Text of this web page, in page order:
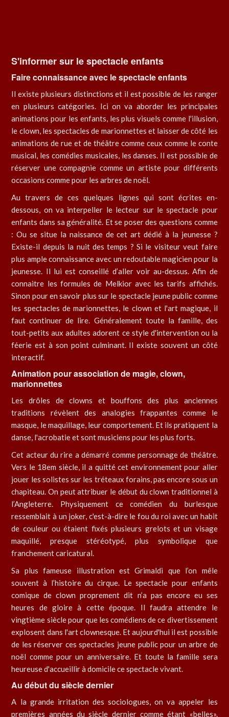
S'informer sur le spectacle enfants
Faire connaissance avec le spectacle enfants
Il existe plusieurs distinctions et il est possible de les ranger
en plusieurs catégories. Ici on va aborder les principales
animations pour les enfants, les plus visuels comme l'illusion,
le clown, les spectacles de marionnettes et laisser de côté les
animations de rue et de théâtre comme ceux comme le conte
musical, les comédies musicales, les danses. Il est possible de
réserver une compagnie comme un artiste pour différents
occasions comme pour les arbres de noël.
Au travers de ces quelques lignes qui sont écrites en-
dessous, on va interpeller le lecteur sur le spectacle pour
enfants dans sa généralité. Et se poser des questions comme
: Ou se situe la naissance de cet art dédié à la jeunesse ?
Existe-il depuis la nuit des temps ? Si le visiteur veut faire
plus ample connaissance avec un redoutable magicien pour la
jeunesse. Il lui est conseillé d’aller voir au-dessus. Afin de
connaitre les formules de Melkior avec les tarifs affichés.
Sinon pour en savoir plus sur le spectacle jeune public comme
les spectacles de marionnettes, le clown et l'art magique, il
faut continuer de lire. Généralement toute la famille, des
tout-petits aux adultes adorent ce style d'intervention ou la
féerie est à son point culminant. Il existe souvent un côté
interactif.
Animation pour association de magie, clown,
marionnettes
Les drôles de clowns et bouffons des plus anciennes
traditions révèlent des analogies frappantes comme le
masque, le maquillage, leur comportement. Et ils pratiquent la
danse, l'acrobatie et sont musiciens pour les plus forts.
Cet acteur du rire a démarré comme personnage de théâtre.
Vers le 18em siècle, il a quitté cet environnement pour aller
jouer les solistes sur les tréteaux forains, pas encore sous un
chapiteau. On peut attribuer le début du clown traditionnel à
l’Angleterre. Physiquement ce comédien du burlesque
ressemblait à un joker, c'est-à-dire le fou du roi avec un habit
de couleur ou étaient fixés plusieurs grelots et un visage
maquillé, presque stéréotypé, plus symbolique que
franchement caricatural.
Sa plus fameuse illustration est Grimaldi que l’on mêle
souvent à l’histoire du cirque. Le spectacle pour enfants
comique de clown proprement dit n’a pas encore eu ses
heures de gloire à cette époque. Il faudra attendre le
vingtième siècle pour que les comédiens de ce divertissement
explosent dans l'art clownesque. Et aujourd'hui il est possible
de les réserver ces spectacles jeune public pour un arbre de
noël comme pour un anniversaire. Et toute la famille sera
heureuse d'accueillir à domicile ce spectacle vivant.
Au début du siècle dernier
A la grande irritation des sociologues, on va appeler les
premières années du siècle dernier comme étant «belles».